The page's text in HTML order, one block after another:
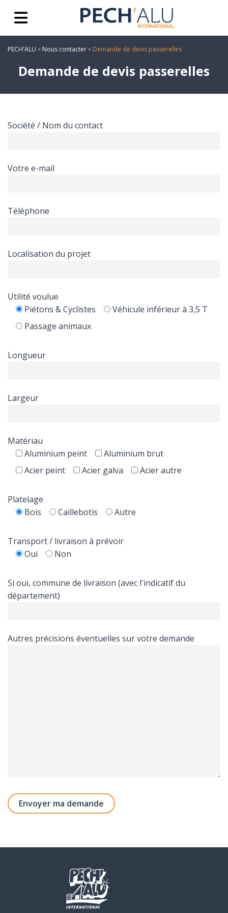
PECH'ALU > Nous contacter > Demande de devis passerelles
Demande de devis passerelles
Société / Nom du contact
Votre e-mail
Téléphone
Localisation du projet
Utilité voulue
Piétons & Cyclistes
Véhicule inférieur à 3,5 T
Passage animaux
Longueur
Largeur
Matériau
Aluminium peint
Aluminium brut
Acier peint
Acier galva Acier autre
Platelage
Bois
Caillebotis Autre
Transport / livraison à prévoir
Oui
Non
Si oui, commune de livraison (avec l'indicatif du
département)
Autres précisions éventuelles sur votre demande